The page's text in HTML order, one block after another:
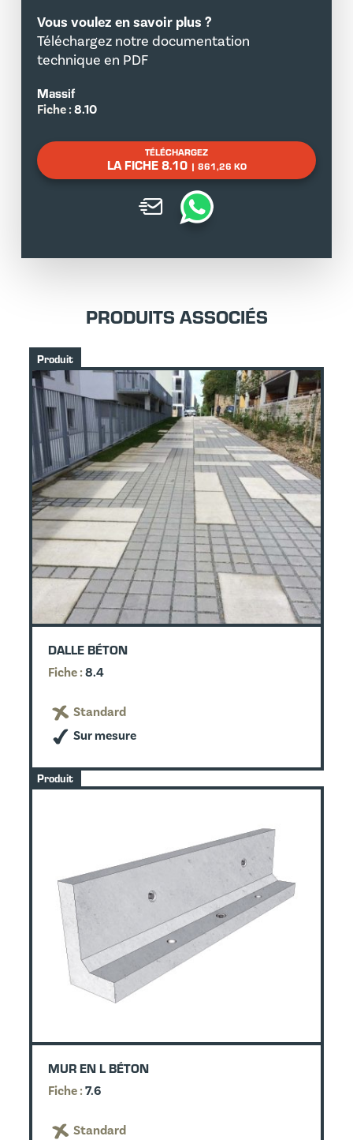
Vous voulez en savoir plus ?
Téléchargez notre documentation
technique en PDF
Massif
Fiche :8.10
TÉLÉCHARGEZ
LA FICHE 8.10 | 861,26 KO
PRODUITS ASSOCIÉS
Produit
DALLE BÉTON
Fiche :8.4
Standard
Sur mesure
Produit
MUR EN L BÉTON
Fiche :7.6
Standard